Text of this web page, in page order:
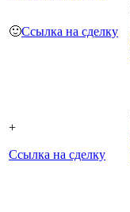
🙂Ссылка на сделку
+
Ссылка на сделку